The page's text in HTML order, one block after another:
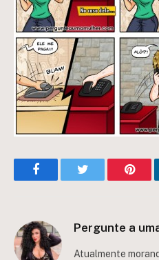
FacebookTwitter
Pergunte a
Atualmente